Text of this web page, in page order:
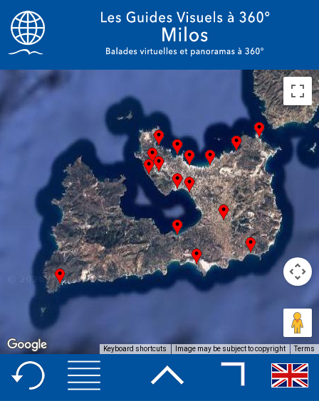
Keyboard shortcuts Image may be subject to copyright Terms